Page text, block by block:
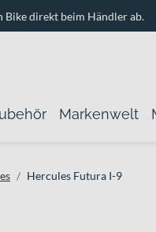
direkt beim Händler ab.
Markenwelt
Hercules Futura I-9